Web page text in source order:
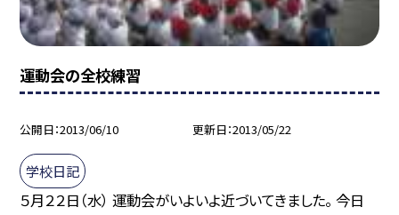
運動会の全校練習
公開日 2013/06/10 更新日 2013/05/22
学校日記
５月２２日（水） 運動会がいよいよ近づいてきました。 今日